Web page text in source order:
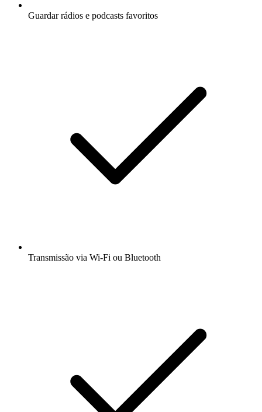
Guardar rádios e podcasts favoritos
Transmissão via Wi-Fi ou Bluetooth